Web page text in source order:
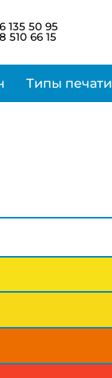
135 50 95
510 66 15
Типы печати